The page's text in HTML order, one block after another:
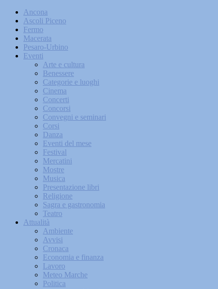
Ancona
Ascoli Piceno
Fermo
Macerata
Pesaro-Urbino
Eventi
Arte e cultura
Benessere
Categorie e luoghi
Cinema
Concerti
Concorsi
Convegni e seminari
Corsi
Danza
Eventi del mese
Festival
Mercatini
Mostre
Musica
Presentazione libri
Religione
Sagra e gastronomia
Teatro
Attualità
Ambiente
Avvisi
Cronaca
Economia e finanza
Lavoro
Meteo Marche
Politica